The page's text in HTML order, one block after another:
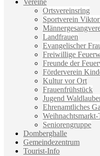
Vereine
Ortsvereinsring
Sportverein
Landfrauen
Evangelischer
Freiwillige
Freunde der
Förderverein
Kultur vor Ort
Frauenfrühstück
Jugend
Ehrenamtliches
Weihnachtsmarkt-
Seniorengruppe
Domberghalle
Gemeindezentrum
Tourist-Info